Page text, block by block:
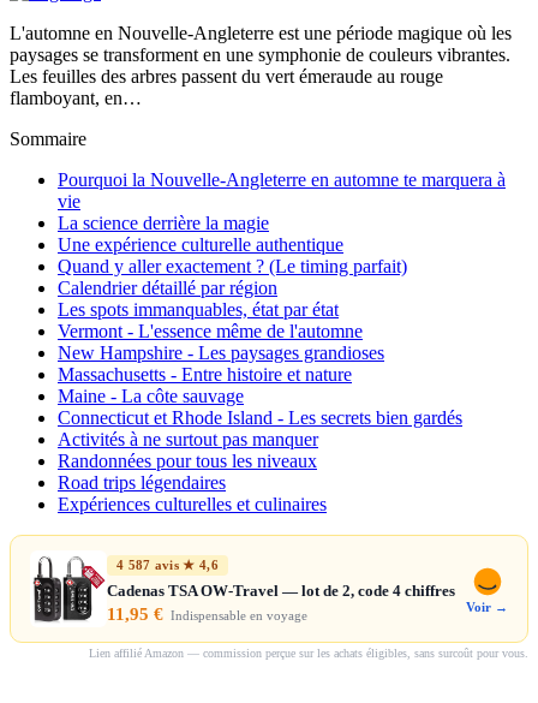
L'automne en Nouvelle-Angleterre est une période magique où les
paysages se transforment en une symphonie de couleurs vibrantes.
Les feuilles des arbres passent du vert émeraude au rouge
flamboyant, en…
Sommaire
Pourquoi la Nouvelle-Angleterre en automne te marquera à
vie
La science derrière la magie
Une expérience culturelle authentique
Quand y aller exactement ? (Le timing parfait)
Calendrier détaillé par région
Les spots immanquables, état par état
Vermont - L'essence même de l'automne
New Hampshire - Les paysages grandioses
Massachusetts - Entre histoire et nature
Maine - La côte sauvage
Connecticut et Rhode Island - Les secrets bien gardés
Activités à ne surtout pas manquer
Randonnées pour tous les niveaux
Road trips légendaires
Expériences culturelles et culinaires
4 587 avis ★ 4,6
Cadenas TSA OW-Travel — lot de 2, code 4 chiffres
11,95 € Indispensable en voyage
Voir →
Lien affilié Amazon — commission perçue sur les achats éligibles, sans surcoût pour vous.